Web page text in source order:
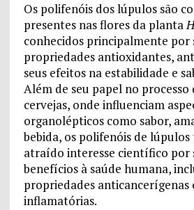
Os polifenóis dos lúpulos são
presentes nas flores da planta
conhecidos principalmente por
propriedades antioxidantes,
seus efeitos na estabilidade e
Além de seu papel no
cervejas, onde influenciam
organolépticos como sabor,
bebida, os polifenóis de
atraído interesse científico por
benefícios à saúde humana,
propriedades anticancerígenas
inflamatórias.